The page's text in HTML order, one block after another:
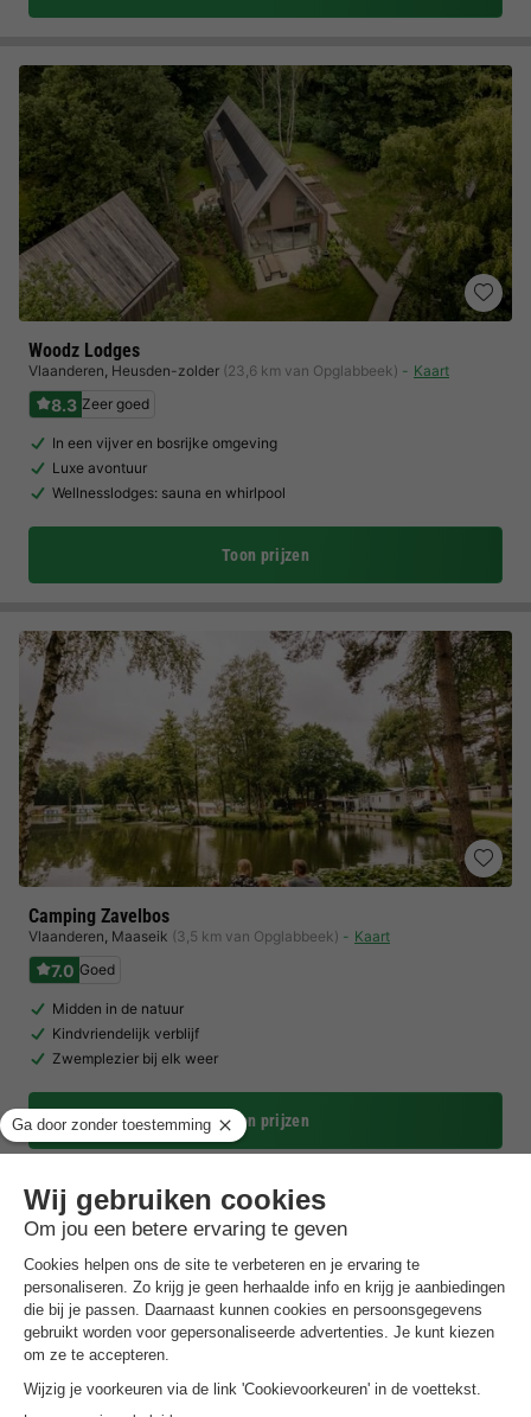
Woodz Lodges
Vlaanderen, Heusden-zolder (23,6 km van Opglabbeek) Kaart
8.3 Zeer goed
In een vijver en bosrijke omgeving
Luxe avontuur
Wellnesslodges: sauna en whirlpool
Toon prijzen
Camping Zavelbos
Vlaanderen, Maaseik (3,5 km van Opglabbeek) Kaart
7.0 Goed
Midden in de natuur
Kindvriendelijk verblijf
Zwemplezier bij elk weer
Toon prijzen